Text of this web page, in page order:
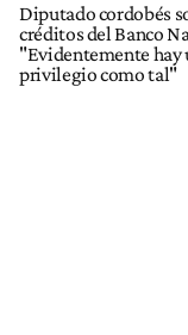
Diputado cordobés
créditos del Banco
"Evidentemente hay
privilegio como tal"